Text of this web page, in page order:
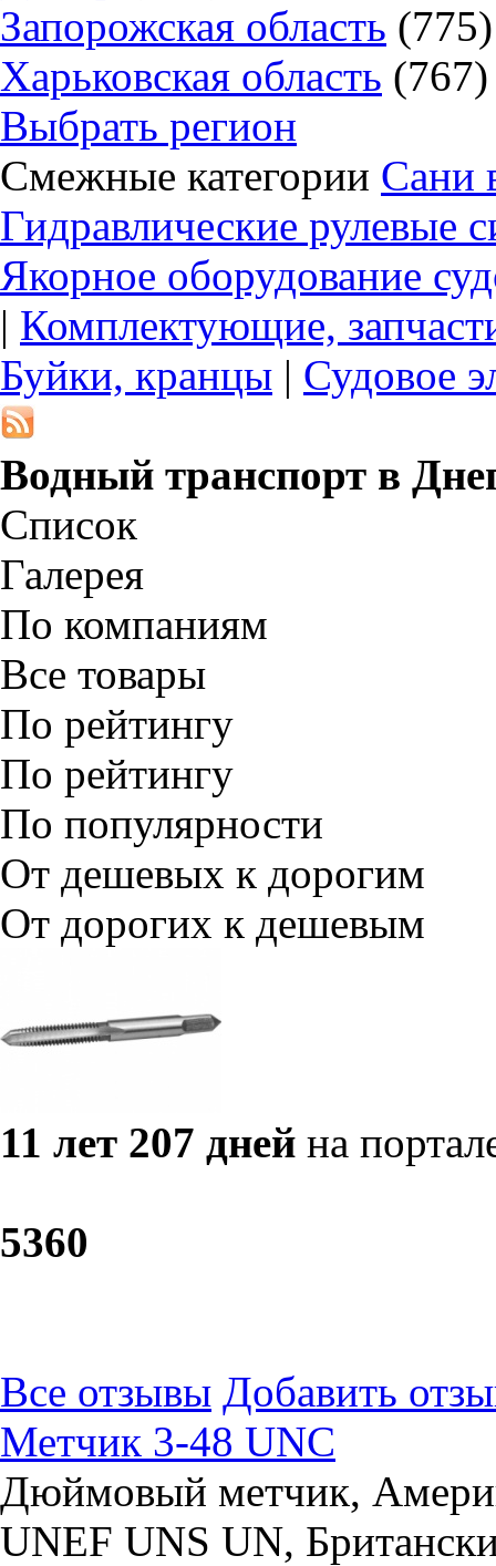
Запорожская область (775)
Харьковская область (767)
Выбрать регион
Смежные категории Сани
Гидравлические рулевые
Якорное оборудование
| Комплектующие,
Буйки, кранцы | Судовое
Водный транспорт в
Список
Галерея
По компаниям
Все товары
По рейтингу
По рейтингу
По популярности
От дешевых к дорогим
От дорогих к дешевым
11 лет 207 дней на
5360
Все отзывы Добавить
Метчик 3-48 UNC
Дюймовый метчик,
UNEF UNS UN,